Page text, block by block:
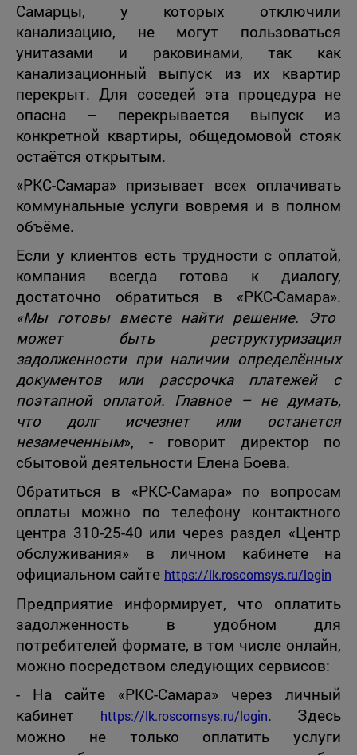
Самарцы, у которых отключили
канализацию, не могут пользоваться
унитазами и раковинами, так как
канализационный выпуск из их квартир
перекрыт. Для соседей эта процедура не
опасна – перекрывается выпуск из
конкретной квартиры, общедомовой стояк
остаётся открытым.
«РКС-Самара» призывает всех оплачивать
коммунальные услуги вовремя и в полном
объёме.
Если у клиентов есть трудности с оплатой,
компания всегда готова к диалогу,
достаточно обратиться в «РКС-Самара».
«Мы готовы вместе найти решение. Это
может быть реструктуризация
задолженности при наличии определённых
документов или рассрочка платежей с
поэтапной оплатой. Главное – не думать,
что долг исчезнет или останется
незамеченным», - говорит директор по
сбытовой деятельности Елена Боева.
Обратиться в «РКС-Самара» по вопросам
оплаты можно по телефону контактного
центра 310-25-40 или через раздел «Центр
обслуживания» в личном кабинете на
официальном сайте https://lk.roscomsys.ru/login
Предприятие информирует, что оплатить
задолженность в удобном для
потребителей формате, в том числе онлайн,
можно посредством следующих сервисов:
- На сайте «РКС-Самара» через личный
кабинет
https://lk.roscomsys.ru/login. Здесь
можно не только оплатить услуги